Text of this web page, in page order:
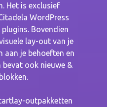
Het is exclusief
WordPress
Bovendien
lay-out van je
aan je behoeften en
bevat ook nieuwe &
outpakketten